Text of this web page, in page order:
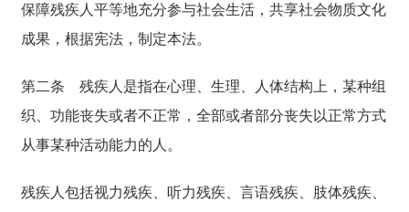
保障残疾人平等地充分参与社会生活，共享社会物质文化
成果，根据宪法，制定本法。
第二条 残疾人是指在心理、生理、人体结构上，某种组
织、功能丧失或者不正常，全部或者部分丧失以正常方式
从事某种活动能力的人。
残疾人包括视力残疾、听力残疾、言语残疾、肢体残疾、